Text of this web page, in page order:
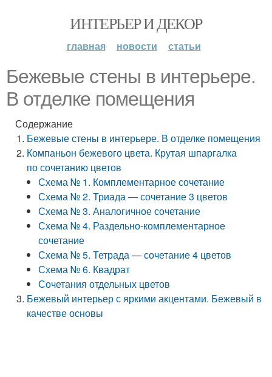
ИНТЕРЬЕР И ДЕКОР
главная новости статьи
Бежевые стены в интерьере.
В отделке помещения
Содержание
Бежевые стены в интерьере. В отделке помещения
Компаньон бежевого цвета. Крутая шпаргалка
по сочетанию цветов
Схема № 1. Комплементарное сочетание
Схема № 2. Триада — сочетание 3 цветов
Схема № 3. Аналогичное сочетание
Схема № 4. Раздельно-комплементарное
сочетание
Схема № 5. Тетрада — сочетание 4 цветов
Схема № 6. Квадрат
Сочетания отдельных цветов
Бежевый интерьер с яркими акцентами. Бежевый в
качестве основы